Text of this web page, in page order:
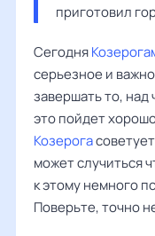
приготовил
Сегодня
серьезное и
завершать то, над
это пойдет
Козерога
может случиться
к этому немного
Поверьте, точно